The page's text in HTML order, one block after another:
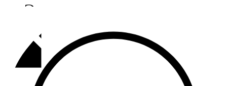
Әлмәт
92,9 FM
Базарлы матак
107,1 FM